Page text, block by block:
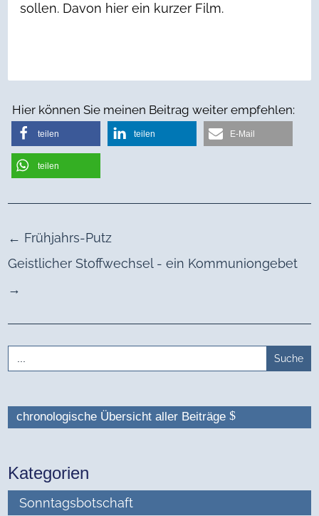
sollen. Davon hier ein kurzer Film.
Hier können Sie meinen Beitrag weiter empfehlen:
teilen teilen E-Mail
teilen
← Frühjahrs-Putz
Geistlicher Stoffwechsel - ein Kommuniongebet
→
Search
for:
chronologische Übersicht aller Beiträge
Kategorien
Sonntagsbotschaft